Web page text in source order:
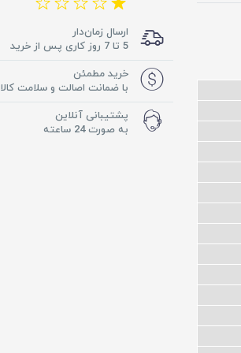
ارسال زمان‌دار
5 تا 7 روز کاری پس از خرید
خرید مطمئن
با ضمانت اصالت و سلامت کالا
پشتیبانی آنلاین
به صورت 24 ساعته